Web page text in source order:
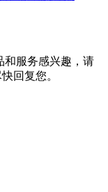
和服务感兴趣，请
回复您。